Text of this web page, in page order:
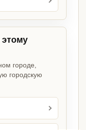
городе,
городскую